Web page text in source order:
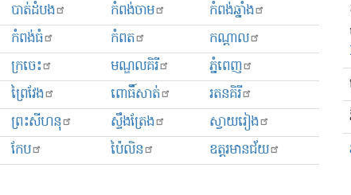
បាត់ដំបង កំពង់ចាម
កំពង់ឆ្នាំង
កំពង់ធំ កំពត
កណ្ដាល
ក្រចេះ មណ្ឌលគិរី
ភ្នំពេញ
ព្រៃវែង ពោធិ៍សាត់
រតនគិរី
ព្រះសីហនុ ស្ទឹងត្រែង
ស្វាយរៀង
កែប ប៉ៃលិន
ឧត្ដរមានជ័យ